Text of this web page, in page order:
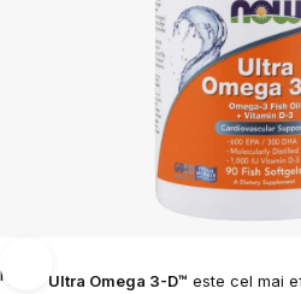
NOW® Ultra Omega 3-D™ este cel mai